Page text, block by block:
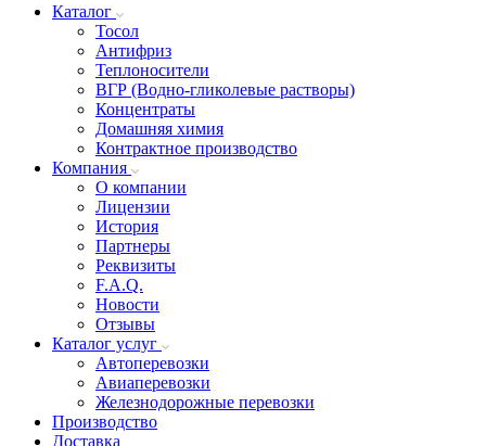
Каталог
Тосол
Антифриз
Теплоносители
ВГР (Водно-гликолевые растворы)
Концентраты
Домашняя химия
Контрактное производство
Компания
О компании
Лицензии
История
Партнеры
Реквизиты
F.A.Q.
Новости
Отзывы
Каталог услуг
Автоперевозки
Авиаперевозки
Железнодорожные перевозки
Производство
Доставка